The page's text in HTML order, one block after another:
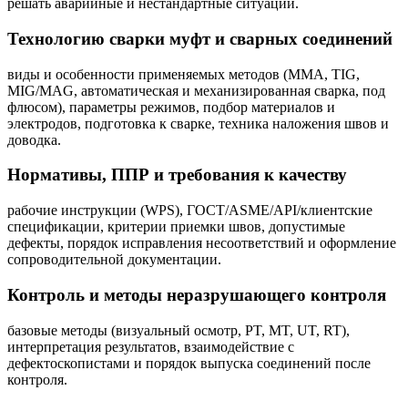
решать аварийные и нестандартные ситуации.
Технологию сварки муфт и сварных соединений
виды и особенности применяемых методов (MMA, TIG,
MIG/MAG, автоматическая и механизированная сварка, под
флюсом), параметры режимов, подбор материалов и
электродов, подготовка к сварке, техника наложения швов и
доводка.
Нормативы, ППР и требования к качеству
рабочие инструкции (WPS), ГОСТ/ASME/API/клиентские
спецификации, критерии приемки швов, допустимые
дефекты, порядок исправления несоответствий и оформление
сопроводительной документации.
Контроль и методы неразрушающего контроля
базовые методы (визуальный осмотр, PT, MT, UT, RT),
интерпретация результатов, взаимодействие с
дефектоскопистами и порядок выпуска соединений после
контроля.